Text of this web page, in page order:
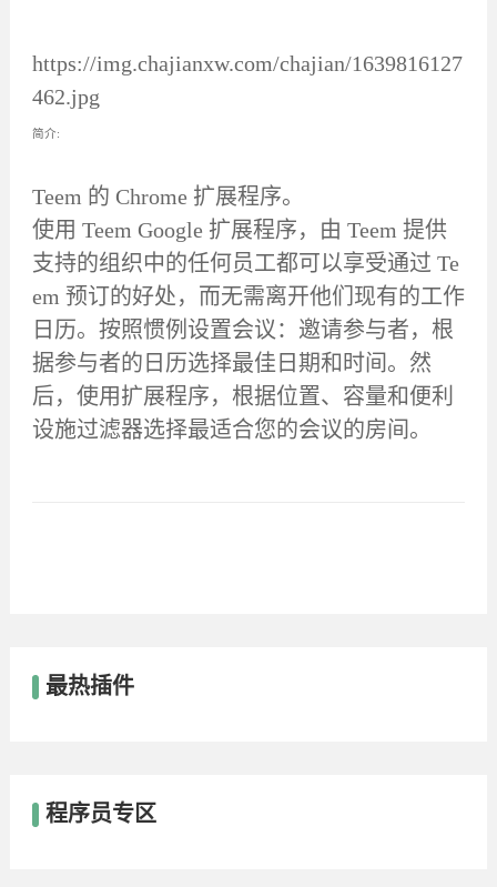
https://img.chajianxw.com/chajian/1639816127
462.jpg
简介:
Teem 的 Chrome 扩展程序。
使用 Teem Google 扩展程序，由 Teem 提供
支持的组织中的任何员工都可以享受通过 Te
em 预订的好处，而无需离开他们现有的工作
日历。按照惯例设置会议：邀请参与者，根
据参与者的日历选择最佳日期和时间。然
后，使用扩展程序，根据位置、容量和便利
设施过滤器选择最适合您的会议的房间。
最热插件
程序员专区